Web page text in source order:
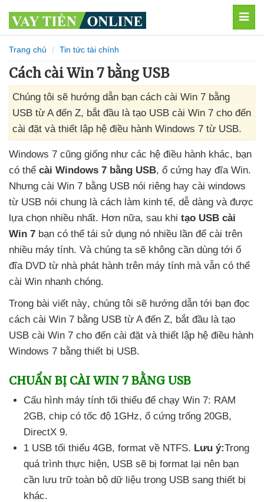
Trang chủ Tin tức tài chính
Cách cài Win 7 bằng USB
Chúng tôi sẽ hướng dẫn bạn cách cài Win 7 bằng
USB từ A đến Z, bắt đầu là tạo USB cài Win 7 cho đến
cài đặt và thiết lập hệ điều hành Windows 7 từ USB.
Windows 7 cũng giống như các hệ điều hành khác, bạn
có thể cài Windows 7 bằng USB, ổ cứng hay đĩa Win.
Nhưng cài Win 7 bằng USB nói riêng hay cài windows
từ USB nói chung là cách làm kinh tế, dễ dàng và được
lựa chọn nhiều nhất. Hơn nữa, sau khi tạo USB cài
Win 7 bạn có thể tái sử dụng nó nhiều lần để cài trên
nhiều máy tính. Và chúng ta sẽ không cần dùng tới ổ
đĩa DVD từ nhà phát hành trên máy tính mà vẫn có thể
cài Win nhanh chóng.
Trong bài viết này, chúng tôi sẽ hướng dẫn tới bạn đọc
cách cài Win 7 bằng USB từ A đến Z, bắt đầu là tạo
USB cài Win 7 cho đến cài đặt và thiết lập hệ điều hành
Windows 7 bằng thiết bị USB.
CHUẨN BỊ CÀI WIN 7 BẰNG USB
Cấu hình máy tính tối thiểu để chạy Win 7: RAM
2GB, chip có tốc độ 1GHz, ổ cứng trống 20GB,
DirectX 9.
1 USB tối thiểu 4GB, format về NTFS. Lưu ý:Trong
quá trình thực hiện, USB sẽ bị format lại nên bạn
cần lưu trữ toàn bộ dữ liệu trong USB sang thiết bị
khác.